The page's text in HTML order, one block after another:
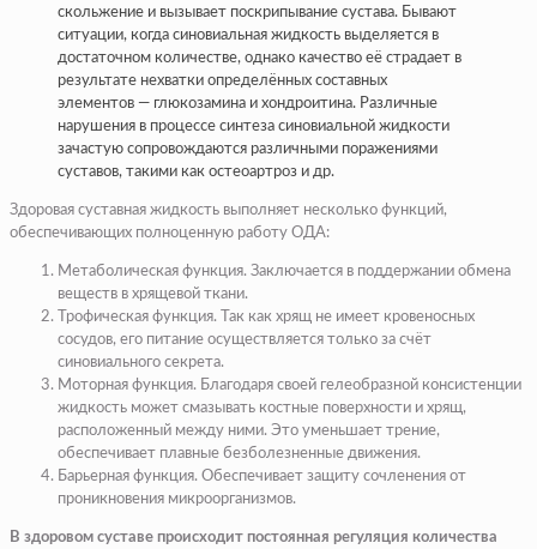
скольжение и вызывает поскрипывание сустава. Бывают
ситуации, когда синовиальная жидкость выделяется в
достаточном количестве, однако качество её страдает в
результате нехватки определённых составных
элементов — глюкозамина и хондроитина. Различные
нарушения в процессе синтеза синовиальной жидкости
зачастую сопровождаются различными поражениями
суставов, такими как остеоартроз и др.
Здоровая суставная жидкость выполняет несколько функций,
обеспечивающих полноценную работу ОДА:
Метаболическая функция. Заключается в поддержании обмена
веществ в хрящевой ткани.
Трофическая функция. Так как хрящ не имеет кровеносных
сосудов, его питание осуществляется только за счёт
синовиального секрета.
Моторная функция. Благодаря своей гелеобразной консистенции
жидкость может смазывать костные поверхности и хрящ,
расположенный между ними. Это уменьшает трение,
обеспечивает плавные безболезненные движения.
Барьерная функция. Обеспечивает защиту сочленения от
проникновения микроорганизмов.
В здоровом суставе происходит постоянная регуляция количества